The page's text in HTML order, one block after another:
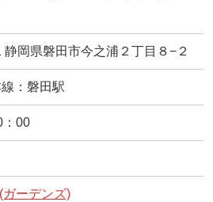
静岡県磐田市今之浦２丁目８−２
：磐田駅
：00
ーデンズ)